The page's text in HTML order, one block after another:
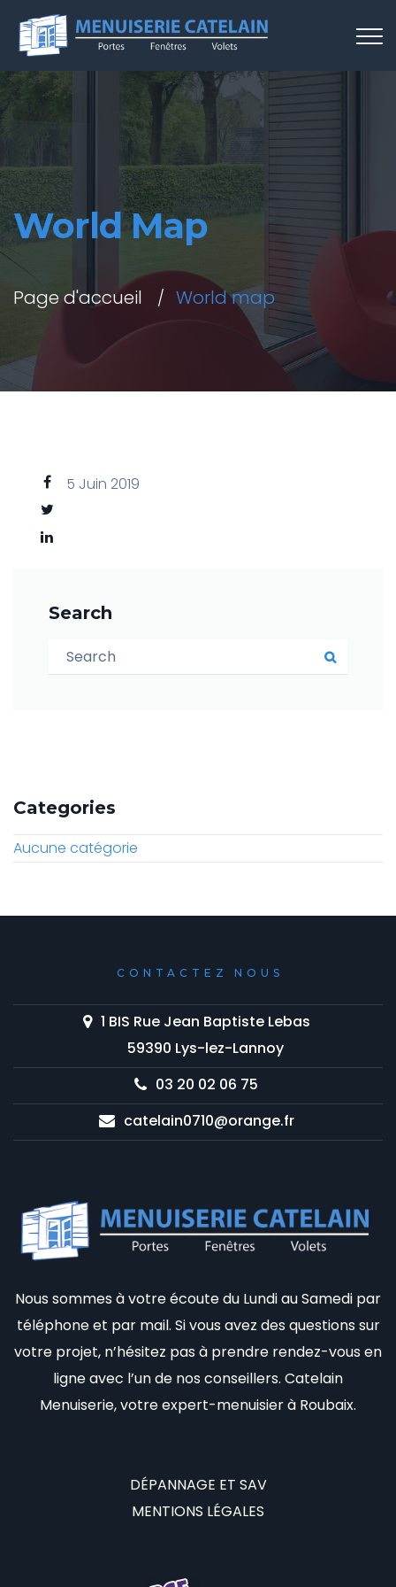
World Map
Page d'accueil World map
5 Juin 2019
Search
Search for:
Search
Categories
Aucune catégorie
CONTACTEZ NOUS
1 BIS Rue Jean Baptiste Lebas
59390 Lys-lez-Lannoy
03 20 02 06 75
catelain0710@orange.fr
Nous sommes à votre écoute du Lundi au Samedi par
téléphone et par mail. Si vous avez des questions sur
votre projet, n’hésitez pas à prendre rendez-vous en
ligne avec l’un de nos conseillers. Catelain
Menuiserie, votre expert-menuisier à Roubaix.
DÉPANNAGE ET SAV
MENTIONS LÉGALES